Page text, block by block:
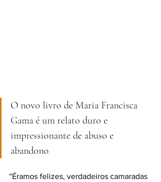
O novo livro de Maria Francisca
Gama é um relato duro e
impressionante de abuso e
abandono
“Éramos felizes, verdadeiros camaradas